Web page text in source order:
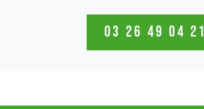
03 26 49 04 21